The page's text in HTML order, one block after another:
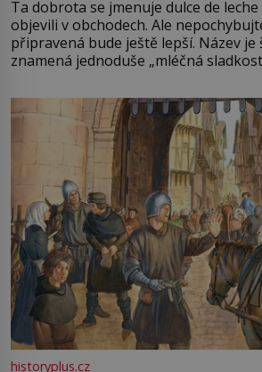
Ta dobrota se jmenuje dulce de
objevili v obchodech. Ale
připravená bude ještě lepší. Název je
znamená jednoduše „mléčná
pře hned několik latinskoamerických
Francie, kde se traduje,
historyplus.cz